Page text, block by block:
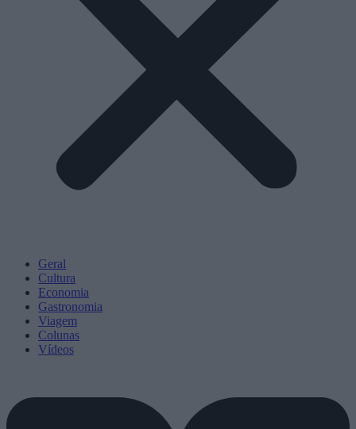
Geral
Cultura
Economia
Gastronomia
Viagem
Colunas
Vídeos